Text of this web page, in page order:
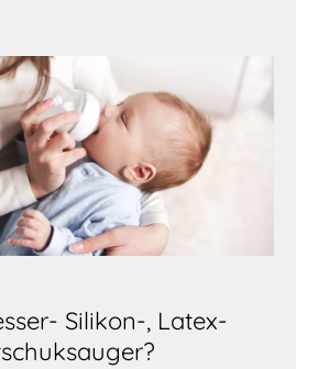
Silikon-, Latex-